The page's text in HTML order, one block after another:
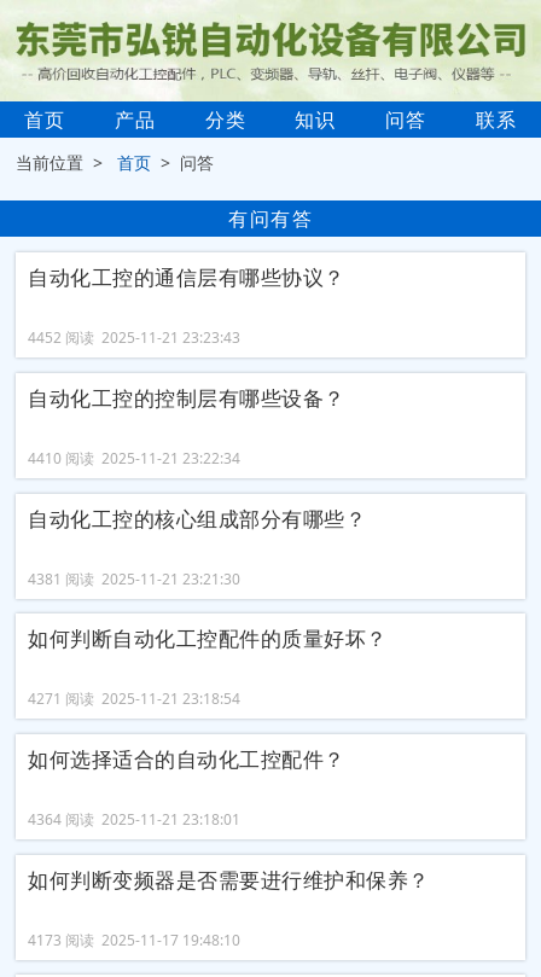
首页 产品 分类 知识 问答 联系
当前位置 >首页 > 问答
有问有答
自动化工控的通信层有哪些协议？
4452 阅读 2025-11-21 23:23:43
自动化工控的控制层有哪些设备？
4410 阅读 2025-11-21 23:22:34
自动化工控的核心组成部分有哪些？
4381 阅读 2025-11-21 23:21:30
如何判断自动化工控配件的质量好坏？
4271 阅读 2025-11-21 23:18:54
如何选择适合的自动化工控配件？
4364 阅读 2025-11-21 23:18:01
如何判断变频器是否需要进行维护和保养？
4173 阅读 2025-11-17 19:48:10